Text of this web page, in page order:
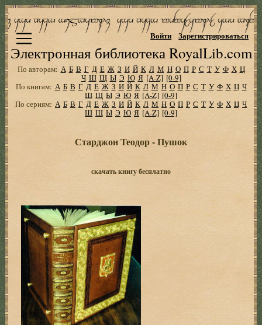
Электронная библиотека RoyalLib.com
Войти Зарегистрироваться
По авторам: А Б В Г Д Е Ж З И Й К Л М Н О П Р С Т У Ф Х Ц
Ч Ш Щ Ы Э Ю Я [A-Z] [0-9]
По книгам: А Б В Г Д Е Ж З И Й К Л М Н О П Р С Т У Ф Х Ц Ч
Ш Щ Ы Э Ю Я [A-Z] [0-9]
По сериям: А Б В Г Д Е Ж З И Й К Л М Н О П Р С Т У Ф Х Ц Ч
Ш Щ Ы Э Ю Я [A-Z] [0-9]
Старджон Теодор - Пушок
скачать книгу бесплатно